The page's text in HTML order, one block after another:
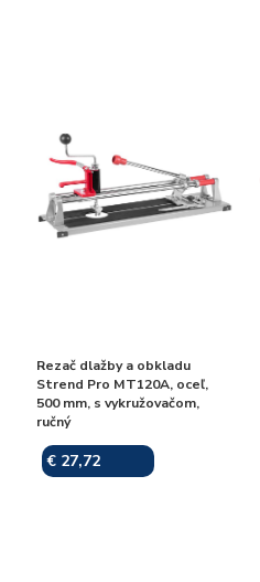
Rezač dlažby a obkladu
Strend Pro MT120A, oceľ,
500 mm, s vykružovačom,
ručný
€ 27,72